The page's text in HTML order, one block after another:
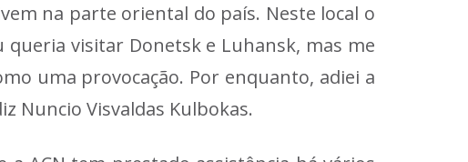
na parte oriental do país. Neste local o
visitar Donetsk e Luhansk, mas me
uma provocação. Por enquanto, adiei a
Nuncio Visvaldas Kulbokas.